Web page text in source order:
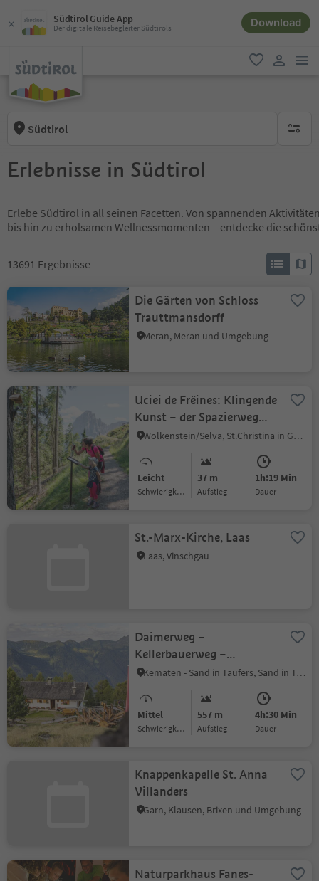
Südtirol Guide App
Der digitale Reisebegleiter Südtirols Download
favorit
Südtirol keine
Erlebnisse in Südtirol
Erlebe Südtirol in all seinen Facetten. Von spannenden
bis hin zu erholsamen Wellnessmomenten – entdecke die
13691 Ergebnisse
Die Gärten von Schloss
Trauttmansdorff
Meran, Meran und Umgebung
Uciei de Frëines: Klingende
Kunst – der Spazierweg
der singenden Vögel
Wolkenstein/Sëlva, St.Christina in Gröden, Dolomitenregion Gröden
Leicht
Schwierigkeitsgrad
37 m
Aufstieg
1h:19 Min
Dauer
St.-Marx-Kirche, Laas
Laas, Vinschgau
Daimerweg –
Kellerbauerweg –
Mühlwalder Jöchl –
Mühlwald (Pietersteiner
Alm) – Mühlen in Taufers
Kematen - Sand in Taufers, Sand in Taufers, Ahrntal
Mittel
Schwierigkeitsgrad
557 m
Aufstieg
4h:30 Min
Dauer
Knappenkapelle St. Anna
Villanders
Garn, Klausen, Brixen und Umgebung
Naturparkhaus Fanes-